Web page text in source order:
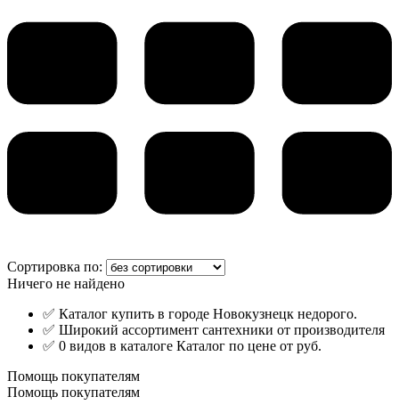
Сортировка по:
Ничего не найдено
✅ Каталог купить в городе Новокузнецк недорого.
✅ Широкий ассортимент сантехники от производителя
✅ 0 видов в каталоге Каталог по цене от руб.
Помощь покупателям
Помощь покупателям